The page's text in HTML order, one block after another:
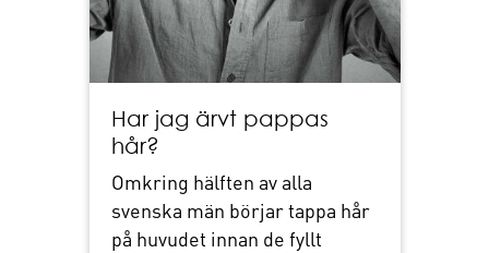
Har jag ärvt pappas
hår?
Omkring hälften av alla
svenska män börjar tappa hår
på huvudet innan de fyllt